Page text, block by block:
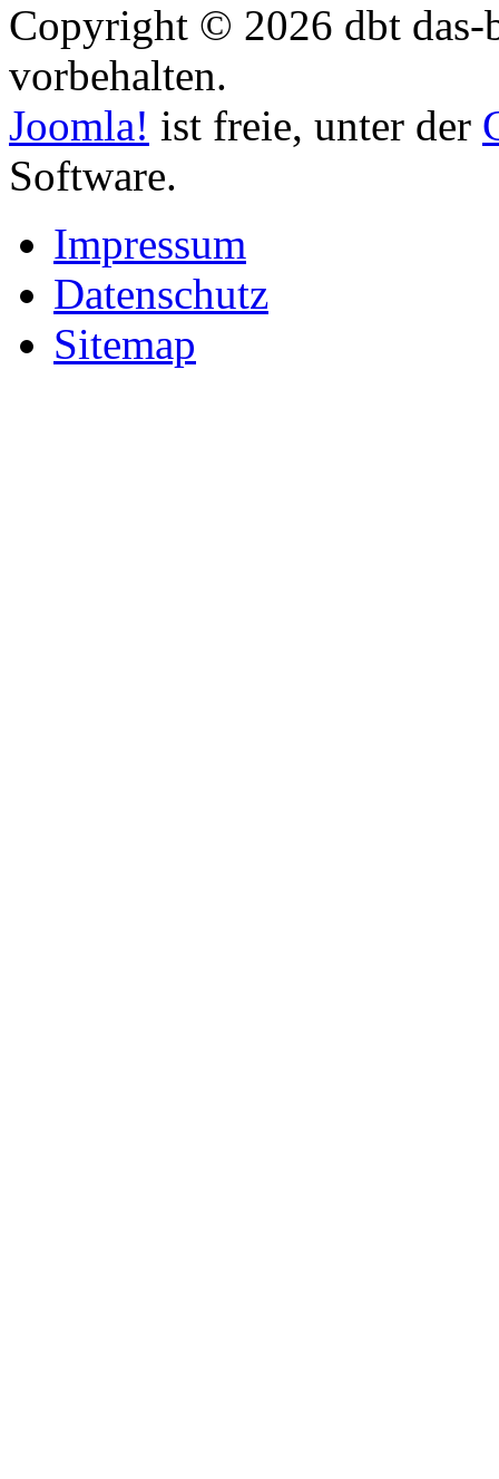
Copyright © 2026 dbt das-
vorbehalten.
Joomla! ist freie, unter der
Software.
Impressum
Datenschutz
Sitemap